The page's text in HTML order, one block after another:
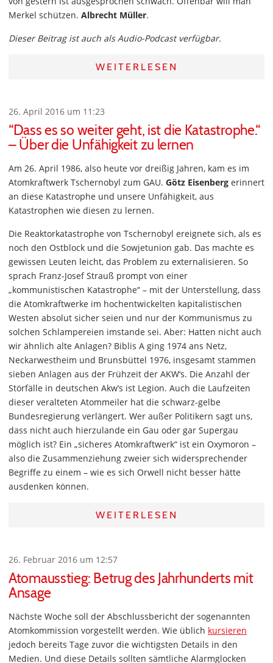
Merkel schützen. Albrecht Müller.
Dieser Beitrag ist auch als Audio-Podcast verfügbar.
WEITERLESEN
26. April 2016 um 11:23
“Dass es so weiter geht, ist die Katastrophe.“
– Über die Unfähigkeit zu lernen
Am 26. April 1986, also heute vor dreißig Jahren, kam es im
Atomkraftwerk Tschernobyl zum GAU. Götz Eisenberg erinnert
an diese Katastrophe und unsere Unfähigkeit, aus
Katastrophen wie diesen zu lernen.
Die Reaktorkatastrophe von Tschernobyl ereignete sich, als es
noch den Ostblock und die Sowjetunion gab. Das machte es
gewissen Leuten leicht, das Problem zu externalisieren. So
sprach Franz-Josef Strauß prompt von einer
„kommunistischen Katastrophe“ – mit der Unterstellung, dass
die Atomkraftwerke im hochentwickelten kapitalistischen
Westen absolut sicher seien und nur der Kommunismus zu
solchen Schlampereien imstande sei. Aber: Hatten nicht auch
wir ähnlich alte Anlagen? Biblis A ging 1974 ans Netz,
Neckarwestheim und Brunsbüttel 1976, insgesamt stammen
sieben Anlagen aus der Frühzeit der AKW‘s. Die Anzahl der
Störfälle in deutschen Akw’s ist Legion. Auch die Laufzeiten
dieser veralteten Atommeiler hat die schwarz-gelbe
Bundesregierung verlängert. Wer außer Politikern sagt uns,
dass nicht auch hierzulande ein Gau oder gar Supergau
möglich ist? Ein „sicheres Atomkraftwerk“ ist ein Oxymoron –
also die Zusammenziehung zweier sich widersprechender
Begriffe zu einem – wie es sich Orwell nicht besser hätte
ausdenken können.
WEITERLESEN
26. Februar 2016 um 12:57
Atomausstieg: Betrug des Jahrhunderts mit
Ansage
Nächste Woche soll der Abschlussbericht der sogenannten
Atomkommission vorgestellt werden. Wie üblich kursieren
jedoch bereits Tage zuvor die wichtigsten Details in den
Medien. Und diese Details sollten sämtliche Alarmglocken